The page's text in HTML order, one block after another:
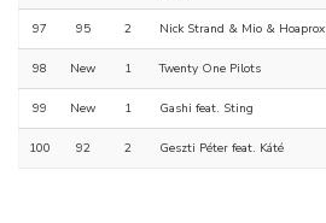
97 95 2 Nick Strand & Mio & Hoaprox
98 New 1 Twenty One Pilots
99 New 1 Gashi feat. Sting
100 92 2 Geszti Péter feat. Káté